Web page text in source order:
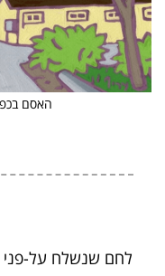
האסם
לחם שנשלח על-פני